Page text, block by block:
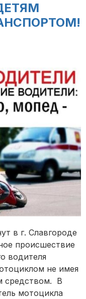
в г. Славгороде
происшествие
водителя
не имея
средством. В
мотоцикла